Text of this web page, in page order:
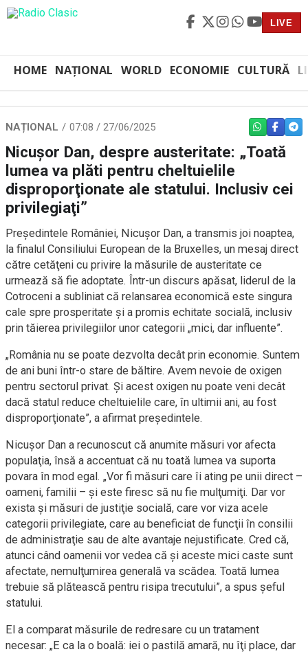
LIVE
HOME NAȚIONAL WORLD ECONOMIE CULTURĂ
NAȚIONAL 07:08 / 27/06/2025 WHATSAPP
Nicuşor Dan, despre austeritate: „Toată
lumea va plăti pentru cheltuielile
disproporţionate ale statului. Inclusiv cei
privilegiaţi”
Preşedintele României, Nicuşor Dan, a transmis joi noaptea,
la finalul Consiliului European de la Bruxelles, un mesaj direct
către cetăţeni cu privire la măsurile de austeritate ce
urmează să fie adoptate. Într-un discurs apăsat, liderul de la
Cotroceni a subliniat că relansarea economică este singura
cale spre prosperitate şi a promis echitate socială, inclusiv
prin tăierea privilegiilor unor categorii „mici, dar influente”.
„România nu se poate dezvolta decât prin economie. Suntem
de ani buni într-o stare de băltire. Avem nevoie de oxigen
pentru sectorul privat. Şi acest oxigen nu poate veni decât
dacă statul reduce cheltuielile care, în ultimii ani, au fost
disproporţionate”, a afirmat preşedintele.
Nicuşor Dan a recunoscut că anumite măsuri vor afecta
populaţia, însă a accentuat că nu toată lumea va suporta
povara în mod egal. „Vor fi măsuri care îi ating pe unii direct –
oameni, familii – şi este firesc să nu fie mulţumiţi. Dar vor
exista şi măsuri de justiţie socială, care vor viza acele
categorii privilegiate, care au beneficiat de funcţii în consilii
de administraţie sau de alte avantaje nejustificate. Cred că,
atunci când oamenii vor vedea că şi aceste mici caste sunt
afectate, nemulţumirea generală va scădea. Toată lumea
trebuie să plătească pentru risipa trecutului”, a spus şeful
statului.
El a comparat măsurile de redresare cu un tratament
necesar: „E ca la o boală: iei o pastilă amară, nu îţi place, dar